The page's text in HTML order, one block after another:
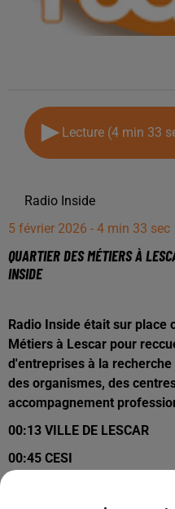
Lecture (4 min 33
Radio Inside
5 février 2026 - 4 min 33 sec
QUARTIER DES MÉTIERS À
INSIDE
Radio Inside était sur place
Métiers à Lescar pour
d'entreprises à la
des organismes, des
accompagnement
00:13 VILLE DE LESCAR
00:45 CESI
01:10 COMPAGNONS DU